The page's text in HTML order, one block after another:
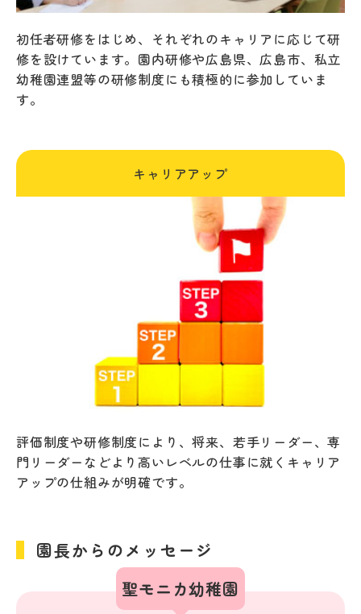
初任者研修をはじめ、それぞれのキャリアに応じて研
修を設けています。園内研修や広島県、広島市、私立
幼稚園連盟等の研修制度にも積極的に参加していま
す。
キャリアアップ
評価制度や研修制度により、将来、若手リーダー、専
門リーダーなどより高いレベルの仕事に就くキャリア
アップの仕組みが明確です。
園長からのメッセージ
聖モニカ幼稚園